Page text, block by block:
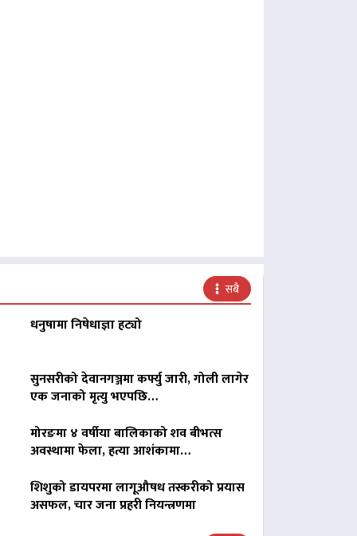
सबै
धनुषामा निषेधाज्ञा हट्यो
सुनसरीको देवानगञ्जमा कर्फ्यु जारी, गोली लागेर
एक जनाको मृत्यु भएपछि…
मोरङमा ४ वर्षीया बालिकाको शव बीभत्स
अवस्थामा फेला, हत्या आशंकामा…
शिशुको डायपरमा लागूऔषध तस्करीको प्रयास
असफल, चार जना प्रहरी नियन्त्रणमा